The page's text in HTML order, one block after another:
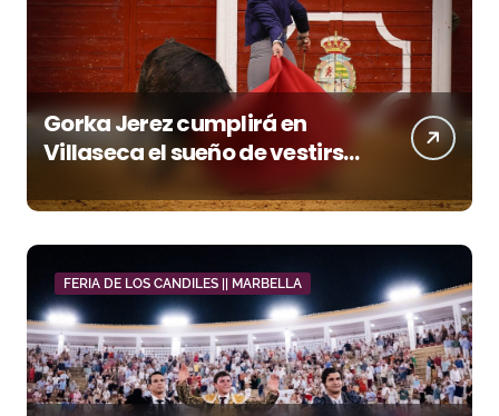
Gorka Jerez cumplirá en
Villaseca el sueño de vestirse
de luces ante los suyos
FERIA DE LOS CANDILES || MARBELLA